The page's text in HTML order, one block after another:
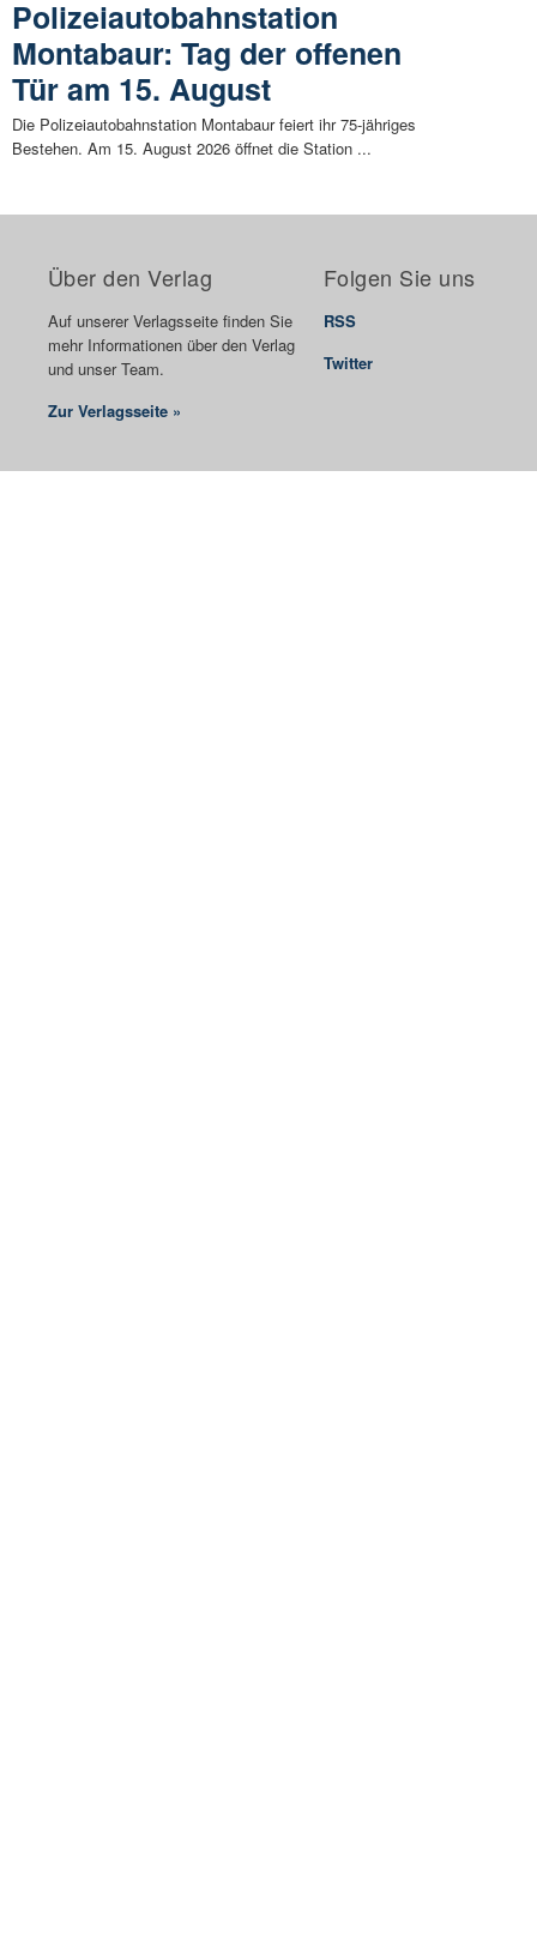
Polizeiautobahnstation
Montabaur: Tag der offenen
Tür am 15. August
Die Polizeiautobahnstation Montabaur feiert ihr 75-jähriges
Bestehen. Am 15. August 2026 öffnet die Station ...
Über den Verlag
Auf unserer Verlagsseite finden Sie
mehr Informationen über den Verlag
und unser Team.
Zur Verlagsseite »
Folgen Sie uns
RSS
Twitter